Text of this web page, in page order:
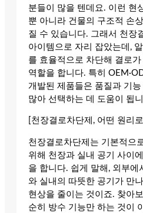
분들이 많을 텐데요. 이런 현
뿐 아니라 건물의 구조적 손
질 수 있습니다. 그래서 천장
아이템으로 자리 잡았는데,
를 효율적으로 차단해 결로
역할을 합니다. 특히
개발된 제품들은 품질과 기능
많아 선택하는 데 도움이 됩
[천장결로차단제, 어떤 원리
천장결로차단제는 기본적으
위해 천장과 실내 공기 사이
을 합니다. 쉽게 말해, 외부에
와 실내의 따뜻한 공기가 만
현상을 줄이는 것이죠. 찾아
순히 방수 기능만 하는 것이